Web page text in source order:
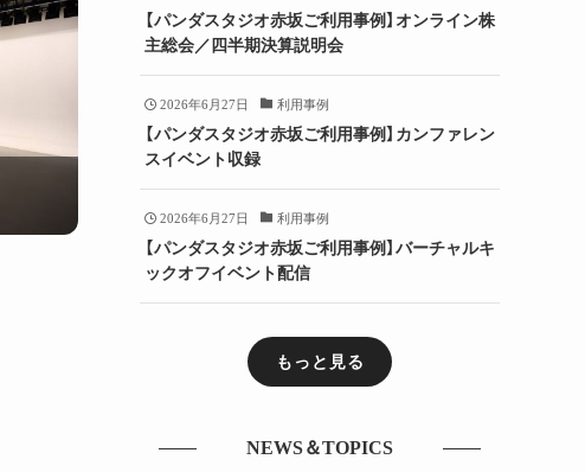
【パンダスタジオ赤坂ご利用事例】オンライン株
主総会／四半期決算説明会
2026年6月27日 利用事例
【パンダスタジオ赤坂ご利用事例】カンファレン
スイベント収録
2026年6月27日 利用事例
【パンダスタジオ赤坂ご利用事例】バーチャルキ
ックオフイベント配信
もっと見る
NEWS＆TOPICS